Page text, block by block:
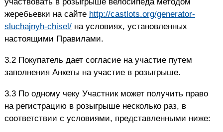
жеребьевки на сайте http://castlots.org/generator-
sluchajnyh-chisel/ на условиях, установленных
настоящими Правилами.
3.2 Покупатель дает согласие на участие путем
заполнения Анкеты на участие в розыгрыше.
3.3 По одному чеку Участник может получить право
на регистрацию в розыгрыше несколько раз, в
соответствии с условиями, представленными ниже: